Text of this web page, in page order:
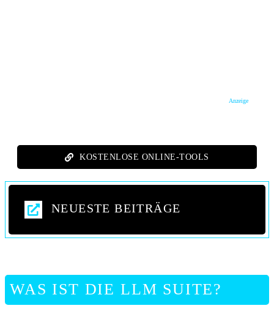
Anzeige
KOSTENLOSE ONLINE-TOOLS
NEUESTE BEITRÄGE
WAS IST DIE LLM SUITE?